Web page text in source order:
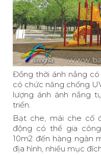
Đồng thời ánh nắng
có chức năng chống
lượng ánh ánh nắng
triển.
Bạt che, mái che cố
động có thể gia
10m2 đến hàng ngàn
địa hình, nhiều mục